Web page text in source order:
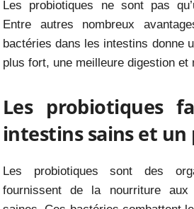
Les probiotiques ne sont pas
Entre autres nombreux
bactéries dans les intestins donne
plus fort, une meilleure digestion et
Les probiotiques
intestins sains et un
Les probiotiques sont des
fournissent de la nourriture aux